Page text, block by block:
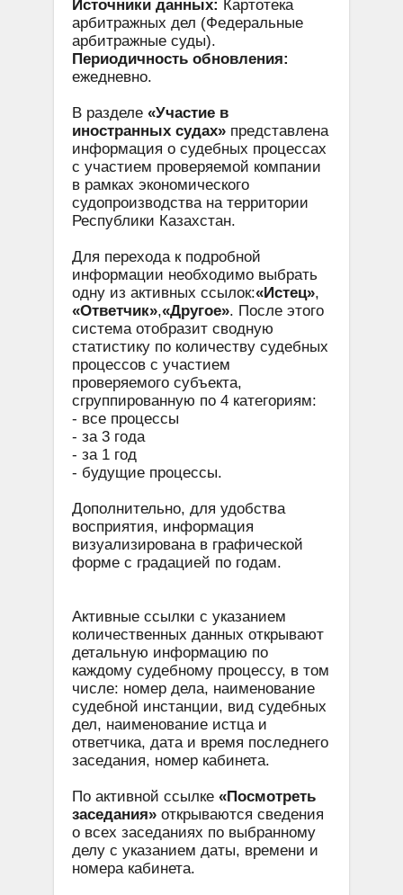
Источники данных: Картотека
арбитражных дел (Федеральные
арбитражные суды).
Периодичность обновления:
ежедневно.
В разделе«Участие в
иностранных судах» представлена
информация о судебных процессах
с участием проверяемой компании
в рамках экономического
судопроизводства на территории
Республики Казахстан.
Для перехода к подробной
информации необходимо выбрать
одну из активных ссылок:«Истец»,
«Ответчик»,«Другое». После этого
система отобразит сводную
статистику по количеству судебных
процессов с участием
проверяемого субъекта,
сгруппированную по 4 категориям:
- все процессы
- за 3 года
- за 1 год
- будущие процессы.
Дополнительно, для удобства
восприятия, информация
визуализирована в графической
форме с градацией по годам.
Активные ссылки с указанием
количественных данных открывают
детальную информацию по
каждому судебному процессу, в том
числе: номер дела, наименование
судебной инстанции, вид судебных
дел, наименование истца и
ответчика, дата и время последнего
заседания, номер кабинета.
По активной ссылке«Посмотреть
заседания» открываются сведения
о всех заседаниях по выбранному
делу с указанием даты, времени и
номера кабинета.